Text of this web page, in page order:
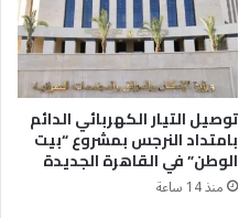
توصيل التيار الكهربائي الدائم
بامتداد النرجس بمشروع “بيت
الوطن” في القاهرة الجديدة
منذ 14 ساعة